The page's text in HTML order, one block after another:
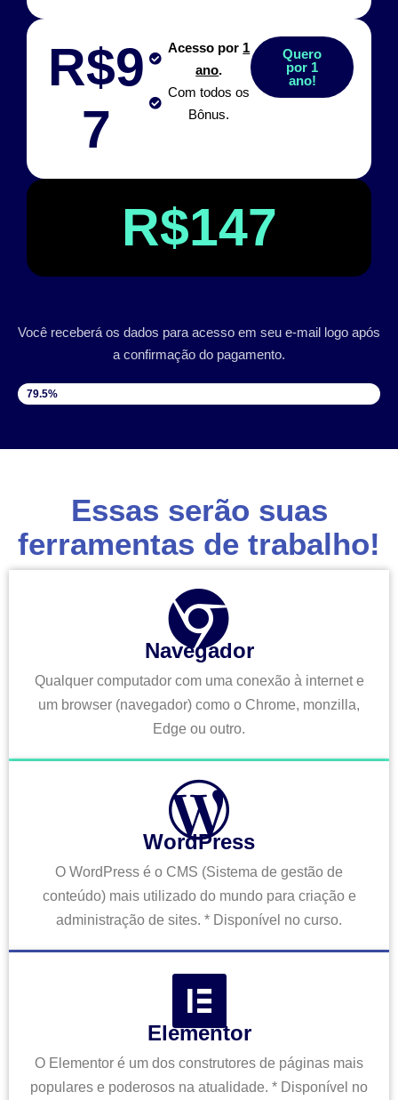
R$9
7
Acesso por 1
ano.
Com todos os
Bônus.
Quero
por 1
ano!
R$147
Você receberá os dados para acesso em seu e-mail logo após
a confirmação do pagamento.
VAGAS DISPONÍVEIS
79.5%
Essas serão suas
ferramentas de trabalho!
Navegador
Qualquer computador com uma conexão à internet e
um browser (navegador) como o Chrome, monzilla,
Edge ou outro.
WordPress
O WordPress é o CMS (Sistema de gestão de
conteúdo) mais utilizado do mundo para criação e
administração de sites. * Disponível no curso.
Elementor
O Elementor é um dos construtores de páginas mais
populares e poderosos na atualidade. * Disponível no